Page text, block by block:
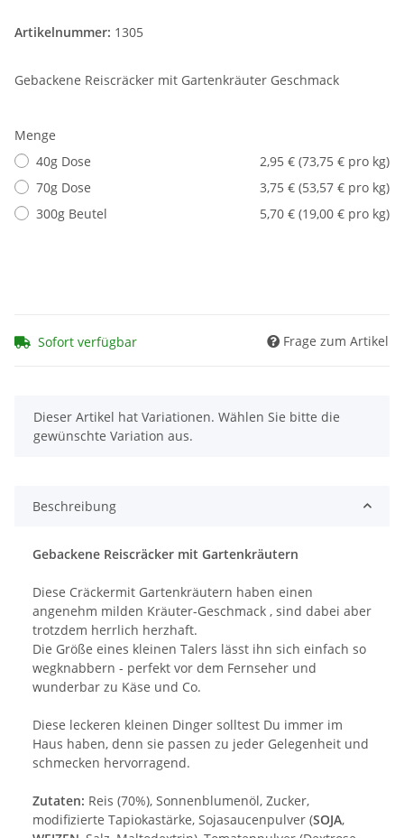
Artikelnummer: 1305
Gebackene Reiscräcker mit Gartenkräuter Geschmack
Menge
40g Dose
2,95 € (73,75 € pro kg)
70g Dose
3,75 € (53,57 € pro kg)
300g Beutel
5,70 € (19,00 € pro kg)
Sofort verfügbar Frage zum Artikel
x
Dieser Artikel hat Variationen. Wählen Sie bitte die
gewünschte Variation aus.
Beschreibung
Gebackene Reiscräcker mit Gartenkräutern
Diese Cräckermit Gartenkräutern haben einen
angenehm milden Kräuter-Geschmack , sind dabei aber
trotzdem herrlich herzhaft.
Die Größe eines kleinen Talers lässt ihn sich einfach so
wegknabbern - perfekt vor dem Fernseher und
wunderbar zu Käse und Co.
Diese leckeren kleinen Dinger solltest Du immer im
Haus haben, denn sie passen zu jeder Gelegenheit und
schmecken hervorragend.
Zutaten: Reis (70%), Sonnenblumenöl, Zucker,
modifizierte Tapiokastärke, Sojasaucenpulver (SOJA,